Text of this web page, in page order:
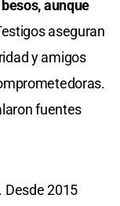
aunque
aseguran
y amigos
fuentes
Desde 2015